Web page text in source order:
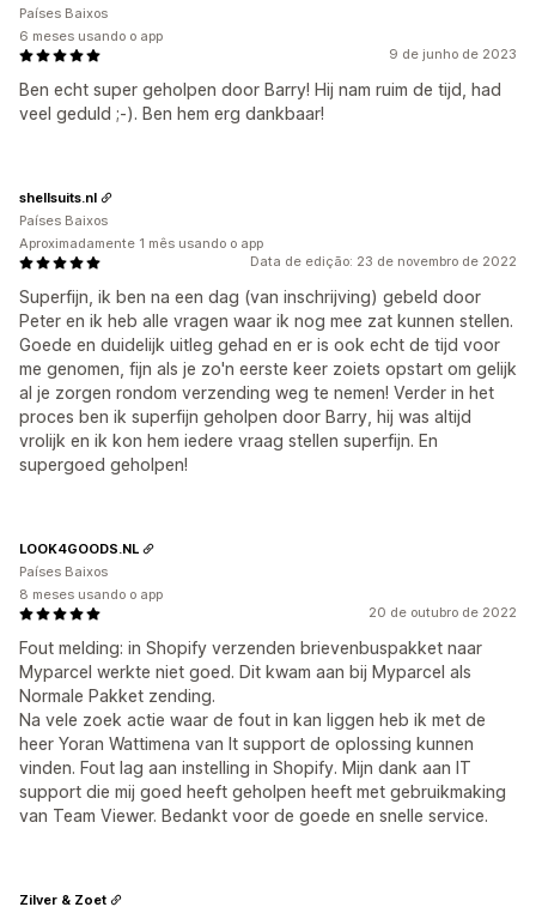
9 de junho de 2023
Ben echt super geholpen door Barry! Hij nam ruim de tijd, had
veel geduld ;-). Ben hem erg dankbaar!
Países Baixos
6 meses usando o app
Data de edição: 23 de novembro de 2022
Superfijn, ik ben na een dag (van inschrijving) gebeld door
Peter en ik heb alle vragen waar ik nog mee zat kunnen stellen.
Goede en duidelijk uitleg gehad en er is ook echt de tijd voor
me genomen, fijn als je zo'n eerste keer zoiets opstart om gelijk
al je zorgen rondom verzending weg te nemen! Verder in het
proces ben ik superfijn geholpen door Barry, hij was altijd
vrolijk en ik kon hem iedere vraag stellen superfijn. En
supergoed geholpen!
shellsuits.nl
Países Baixos
Aproximadamente 1 mês usando o app
20 de outubro de 2022
Fout melding: in Shopify verzenden brievenbuspakket naar
Myparcel werkte niet goed. Dit kwam aan bij Myparcel als
Normale Pakket zending.
Na vele zoek actie waar de fout in kan liggen heb ik met de
heer Yoran Wattimena van It support de oplossing kunnen
vinden. Fout lag aan instelling in Shopify. Mijn dank aan IT
support die mij goed heeft geholpen heeft met gebruikmaking
van Team Viewer. Bedankt voor de goede en snelle service.
LOOK4GOODS.NL
Países Baixos
8 meses usando o app
Zilver & Zoet